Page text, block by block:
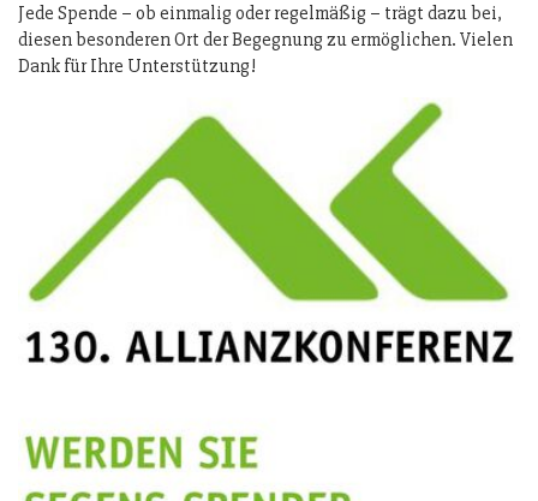
Jede Spende – ob einmalig oder regelmäßig – trägt dazu bei,
diesen besonderen Ort der Begegnung zu ermöglichen. Vielen
Dank für Ihre Unterstützung!